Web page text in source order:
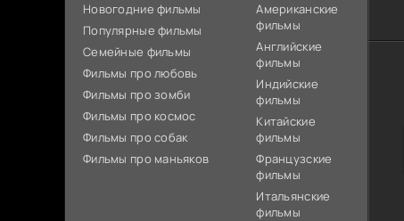
Новогодние фильмы
Популярные фильмы
Cемейные фильмы
Фильмы про любовь
Фильмы про зомби
Фильмы про космос
Фильмы про собак
Фильмы про маньяков
Американские
фильмы
Английские
фильмы
Индийские
фильмы
Китайские
фильмы
Французские
фильмы
Итальянские
фильмы